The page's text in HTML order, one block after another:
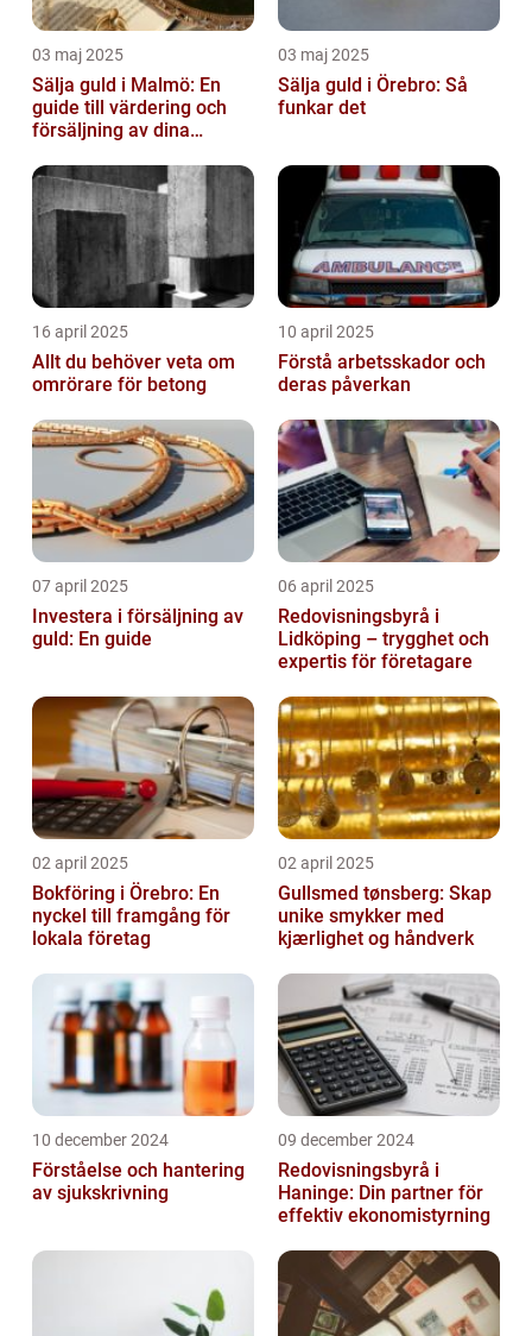
03 maj 2025
Sälja guld i Malmö: En
guide till värdering och
försäljning av dina
03 maj 2025
Sälja guld i Örebro: Så
funkar det
16 april 2025
Allt du behöver veta om
omrörare för betong
10 april 2025
Förstå arbetsskador och
deras påverkan
07 april 2025
Investera i försäljning av
guld: En guide
06 april 2025
Redovisningsbyrå i
Lidköping – trygghet och
expertis för företagare
02 april 2025
Bokföring i Örebro: En
nyckel till framgång för
lokala företag
02 april 2025
Gullsmed tønsberg: Skap
unike smykker med
kjærlighet og håndverk
10 december 2024
Förståelse och hantering
av sjukskrivning
09 december 2024
Redovisningsbyrå i
Haninge: Din partner för
effektiv ekonomistyrning